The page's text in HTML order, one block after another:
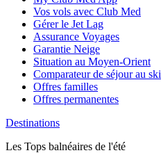
Vos vols avec Club Med
Gérer le Jet Lag
Assurance Voyages
Garantie Neige
Situation au Moyen-Orient
Comparateur de séjour au ski
Offres familles
Offres permanentes
Destinations
Les Tops balnéaires de l'été